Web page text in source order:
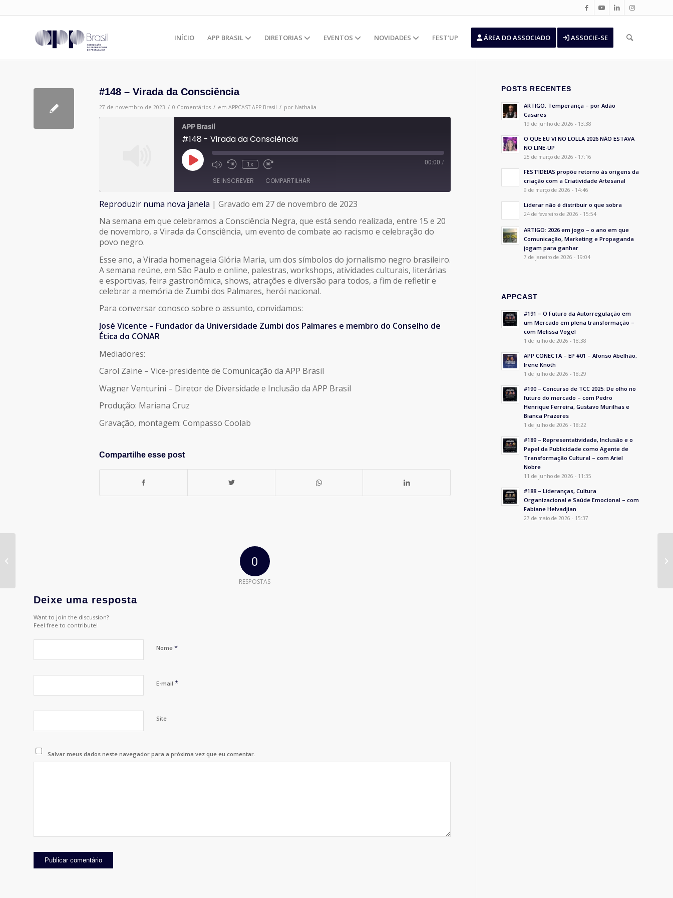
INÍCIO APP BRASIL DIRETORIAS EVENTOS NOVIDADES FEST’UP ÁREA DO ASSOCIADO ASSOCIE-SE
#148 – Virada da Consciência
27 de novembro de 2023 / 0 Comentários / em APPCAST APP Brasil / por Nathalia
APP Brasil
#148 - Virada da Consciência
Reproduzir
episódio
1x 00:00 /
SE INSCREVER COMPARTILHAR
FEED RSS
LINK
INCORPORAR
Reproduzir numa nova janela | Gravado em 27 de novembro de 2023
Na semana em que celebramos a Consciência Negra, que está sendo realizada, entre 15 e 20
de novembro, a Virada da Consciência, um evento de combate ao racismo e celebração do
povo negro.
Esse ano, a Virada homenageia Glória Maria, um dos símbolos do jornalismo negro brasileiro.
A semana reúne, em São Paulo e online, palestras, workshops, atividades culturais, literárias
e esportivas, feira gastronômica, shows, atrações e diversão para todos, a fim de refletir e
celebrar a memória de Zumbi dos Palmares, herói nacional.
Para conversar conosco sobre o assunto, convidamos:
José Vicente – Fundador da Universidade Zumbi dos Palmares e membro do Conselho de
Ética do CONAR
Mediadores:
Carol Zaine – Vice-presidente de Comunicação da APP Brasil
Wagner Venturini – Diretor de Diversidade e Inclusão da APP Brasil
Produção: Mariana Cruz
Gravação, montagem: Compasso Coolab
Compartilhe esse post
0
RESPOSTAS
Deixe uma resposta
Want to join the discussion?
Feel free to contribute!
Nome *
E-mail *
Site
Salvar meus dados neste navegador para a próxima vez que eu comentar.
POSTS RECENTES
ARTIGO: Temperança – por Adão
Casares
19 de junho de 2026 - 13:38
O QUE EU VI NO LOLLA 2026 NÃO ESTAVA
NO LINE-UP
25 de março de 2026 - 17:16
FEST’IDEIAS propõe retorno às origens da
criação com a Criatividade Artesanal
9 de março de 2026 - 14:46
Liderar não é distribuir o que sobra
24 de fevereiro de 2026 - 15:54
ARTIGO: 2026 em jogo – o ano em que
Comunicação, Marketing e Propaganda
jogam para ganhar
7 de janeiro de 2026 - 19:04
APPCAST
#191 – O Futuro da Autorregulação em
um Mercado em plena transformação –
com Melissa Vogel
1 de julho de 2026 - 18:38
APP CONECTA – EP #01 – Afonso Abelhão,
Irene Knoth
1 de julho de 2026 - 18:29
#190 – Concurso de TCC 2025: De olho no
futuro do mercado – com Pedro
Henrique Ferreira, Gustavo Murilhas e
Bianca Prazeres
1 de julho de 2026 - 18:22
#189 – Representatividade, Inclusão e o
Papel da Publicidade como Agente de
Transformação Cultural – com Ariel
Nobre
11 de junho de 2026 - 11:35
#188 – Lideranças, Cultura
Organizacional e Saúde Emocional – com
Fabiane Helvadjian
27 de maio de 2026 - 15:37